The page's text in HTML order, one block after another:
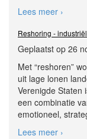
Lees meer ›
Reshoring -
Geplaatst op 26
Met “reshoren”
uit lage lonen
Verenigde Staten
een combinatie
emotioneel,
Lees meer ›